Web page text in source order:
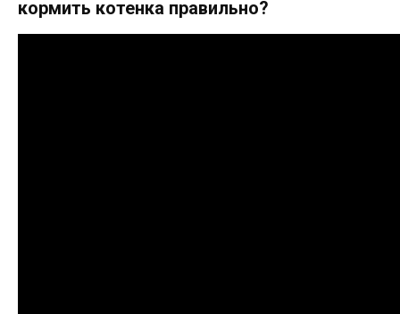
кормить котенка правильно?